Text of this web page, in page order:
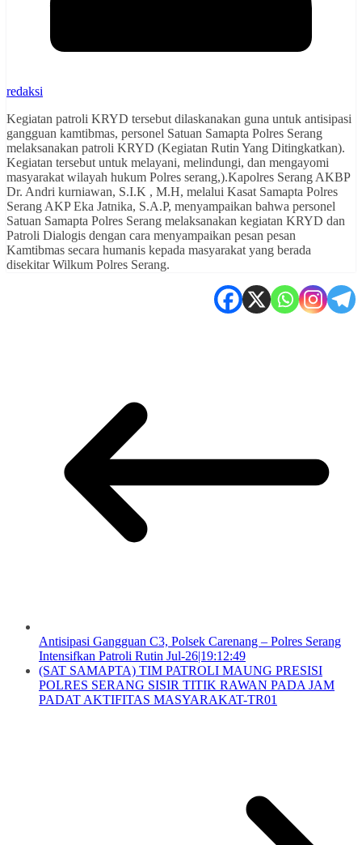
redaksi
Kegiatan patroli KRYD tersebut dilaskanakan guna untuk antisipasi
gangguan kamtibmas, personel Satuan Samapta Polres Serang
melaksanakan patroli KRYD (Kegiatan Rutin Yang Ditingkatkan).
Kegiatan tersebut untuk melayani, melindungi, dan mengayomi
masyarakat wilayah hukum Polres serang,).Kapolres Serang AKBP
Dr. Andri kurniawan, S.I.K , M.H, melalui Kasat Samapta Polres
Serang AKP Eka Jatnika, S.A.P, menyampaikan bahwa personel
Satuan Samapta Polres Serang melaksanakan kegiatan KRYD dan
Patroli Dialogis dengan cara menyampaikan pesan pesan
Kamtibmas secara humanis kepada masyarakat yang berada
disekitar Wilkum Polres Serang.
Antisipasi Gangguan C3, Polsek Carenang – Polres Serang
Intensifkan Patroli Rutin Jul-26|19:12:49
(SAT SAMAPTA) TIM PATROLI MAUNG PRESISI
POLRES SERANG SISIR TITIK RAWAN PADA JAM
PADAT AKTIFITAS MASYARAKAT-TR01